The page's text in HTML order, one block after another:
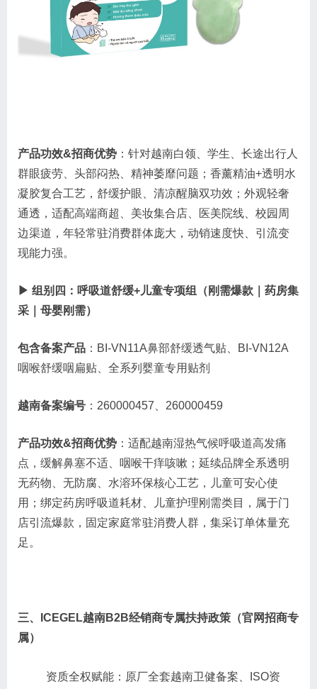
产品功效&招商优势 ：针对越南白领、学生、长途出行人
群眼疲劳、头部闷热、精神萎靡问题；香薰精油+透明水
凝胶复合工艺，舒缓护眼、清凉醒脑双功效；外观轻奢
通透，适配高端商超、美妆集合店、医美院线、校园周
边渠道，年轻常驻消费群体庞大，动销速度快、引流变
现能力强。
▶ 组别四：呼吸道舒缓+儿童专项组（刚需爆款｜药房集
采｜母婴刚需）
包含备案产品 ：BI-VN11A鼻部舒缓透气贴、BI-VN12A
咽喉舒缓咽扁贴、全系列婴童专用贴剂
越南备案编号 ：260000457、260000459
产品功效&招商优势 ：适配越南湿热气候呼吸道高发痛
点，缓解鼻塞不适、咽喉干痒咳嗽；延续品牌全系透明
无药物、无防腐、水溶环保核心工艺，儿童可安心使
用；绑定药房呼吸道耗材、儿童护理刚需类目，属于门
店引流爆款，固定家庭常驻消费人群，集采订单体量充
足。
三、ICEGEL越南B2B经销商专属扶持政策（官网招商专
属）
资质全权赋能：原厂全套越南卫健备案、ISO资